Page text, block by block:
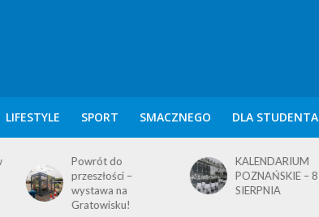
LIFESTYLE SPORT SMACZNEGO DLA STUDENTA
KALENDARIUM
POZNAŃSKIE – 8
SIERPNIA
KALENDARIUM
POZNAŃSKIE – 7
SIERPNIA